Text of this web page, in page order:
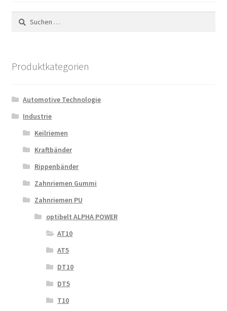
Suchen
nach:
Produktkategorien
Automotive Technologie
Industrie
Keilriemen
Kraftbänder
Rippenbänder
Zahnriemen Gummi
Zahnriemen PU
optibelt ALPHA POWER
AT10
AT5
DT10
DT5
T10